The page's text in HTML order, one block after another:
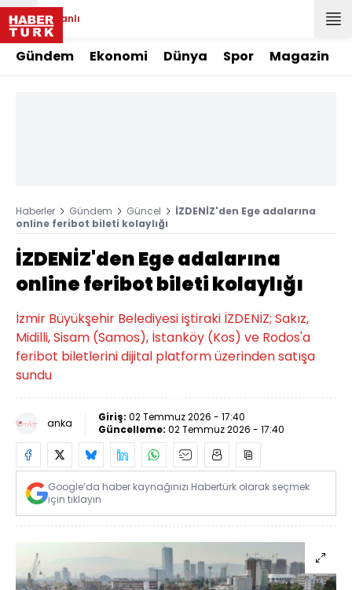
Canlı
Gündem Ekonomi Dünya Spor Magazin
Haberler Gündem Güncel
İZDENİZ'den Ege adalarına
online feribot bileti kolaylığı
İZDENİZ'den Ege adalarına
online feribot bileti kolaylığı
İzmir Büyükşehir Belediyesi iştiraki İZDENİZ; Sakız,
Midilli, Sisam (Samos), İstanköy (Kos) ve Rodos'a
feribot biletlerini dijital platform üzerinden satışa
sundu
anka Giriş: 02 Temmuz 2026 - 17:40
Güncelleme: 02 Temmuz 2026 - 17:40
Google’da haber kaynağınızı Habertürk olarak seçmek
için tıklayın